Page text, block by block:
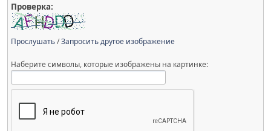
Проверка:
Прослушать/Запросить другое изображение
Наберите символы, которые изображены на картинке: